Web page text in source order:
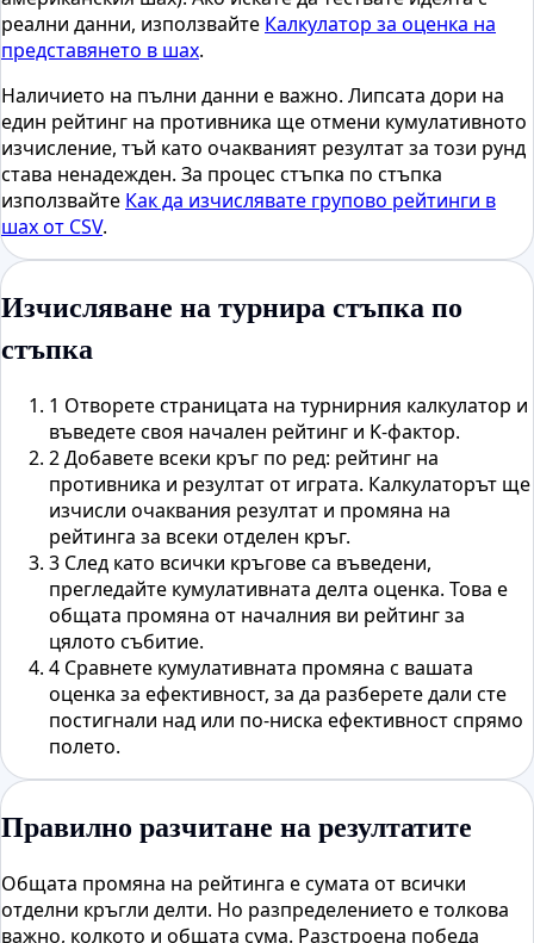
реални данни, използвайте Калкулатор за оценка на
представянето в шах.
Наличието на пълни данни е важно. Липсата дори на
един рейтинг на противника ще отмени кумулативното
изчисление, тъй като очакваният резултат за този рунд
става ненадежден. За процес стъпка по стъпка
използвайте Как да изчислявате групово рейтинги в
шах от CSV.
Изчисляване на турнира стъпка по
стъпка
1 Отворете страницата на турнирния калкулатор и
въведете своя начален рейтинг и K-фактор.
2Добавете всеки кръг по ред: рейтинг на
противника и резултат от играта. Калкулаторът ще
изчисли очаквания резултат и промяна на
рейтинга за всеки отделен кръг.
3 След като всички кръгове са въведени,
прегледайте кумулативната делта оценка. Това е
общата промяна от началния ви рейтинг за
цялото събитие.
4 Сравнете кумулативната промяна с вашата
оценка за ефективност, за да разберете дали сте
постигнали над или по-ниска ефективност спрямо
полето.
Правилно разчитане на резултатите
Общата промяна на рейтинга е сумата от всички
отделни кръгли делти. Но разпределението е толкова
важно, колкото и общата сума. Разстроена победа